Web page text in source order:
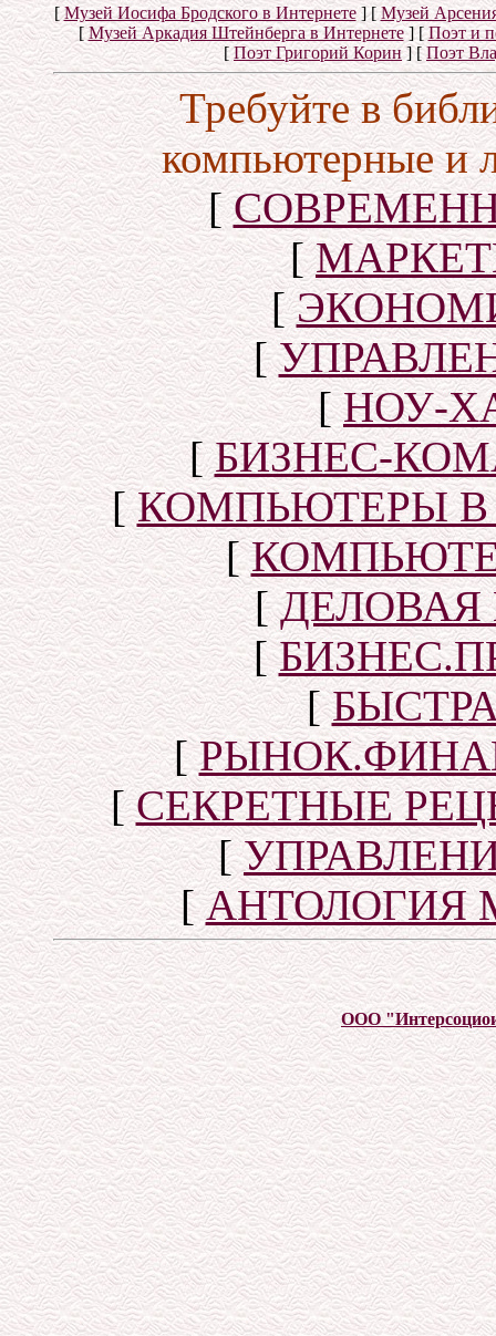
[Музей Иосифа Бродского в Интернете] [Музей
[Музей Аркадия Штейнберга в Интернете] [ Поэт и
[Поэт Григорий Корин] [Поэт
Требуйте в
компьютерные и
[
[
[
[
[НОУ-
[БИЗНЕС-
[КОМПЬЮТЕРЫ В
[
[
[
[
[
[СЕКРЕТНЫЕ
[
[АНТОЛОГИЯ
ООО